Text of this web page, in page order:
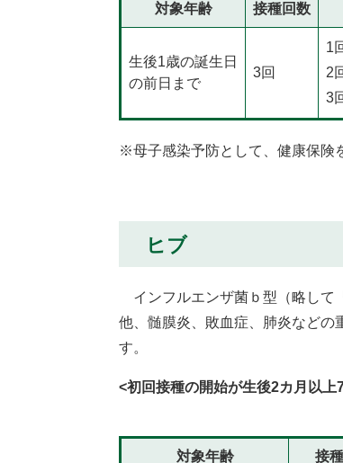
対象年齢 接種回数
生後1歳の誕生日
の前日まで
3回
1
2
3
※母子感染予防として、健康保険
ヒブ
インフルエンザ菌ｂ型（略して
他、髄膜炎、敗血症、肺炎などの
す。
<初回接種の開始が生後2カ月以
対象年齢 接